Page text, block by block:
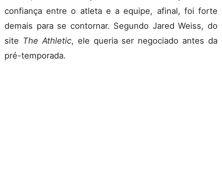
confiança entre o atleta e a equipe, afinal, foi forte
demais para se contornar. Segundo Jared Weiss, do
site The Athletic, ele queria ser negociado antes da
pré-temporada.